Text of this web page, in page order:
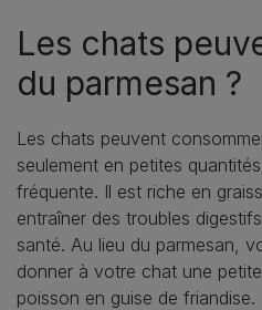
Les chats
du parmesan ?
Les chats peuvent
seulement en petites
fréquente. Il est riche en
entraîner des troubles
santé. Au lieu du parmesan,
donner à votre chat une
poisson en guise de friandise.